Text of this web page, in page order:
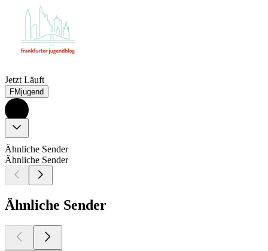
Jetzt Läuft
FMjugend
Ähnliche Sender
Ähnliche Sender
Ähnliche Sender